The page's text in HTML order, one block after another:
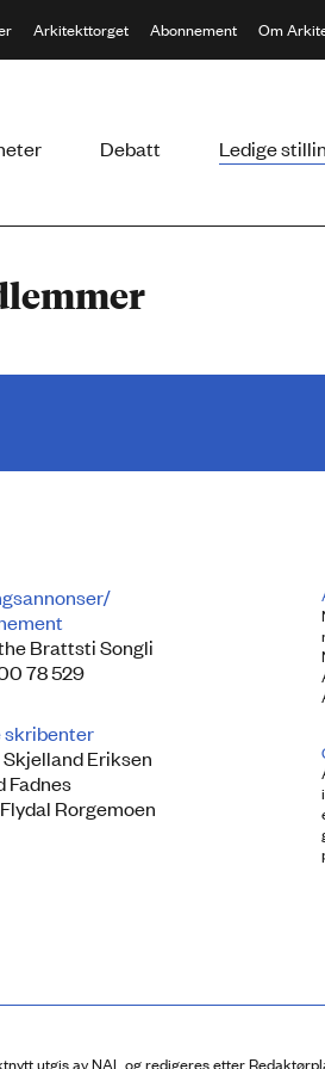
Arkitekttorget Abonnement Om
Debatt Ledige
Brattsti Songli
78 529
skribenter
Skjelland Eriksen
Fadnes
Rorgemoen
utgis av NAL og redigeres etter